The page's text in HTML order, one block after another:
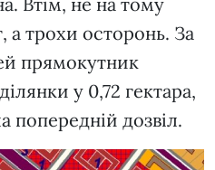
а трохи осторонь. За
прямокутник
у 0,72 гектара,
попередній дозвіл.